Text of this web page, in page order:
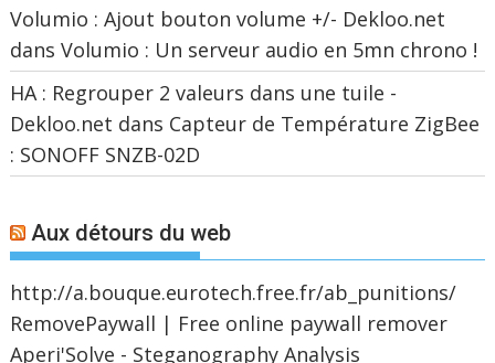
Volumio : Ajout bouton volume +/- Dekloo.net
dansVolumio : Un serveur audio en 5mn chrono !
HA : Regrouper 2 valeurs dans une tuile -
Dekloo.net dans Capteur de Température ZigBee
: SONOFF SNZB-02D
Aux détours du web
http://a.bouque.eurotech.free.fr/ab_punitions/
RemovePaywall | Free online paywall remover
Aperi'Solve - Steganography Analysis